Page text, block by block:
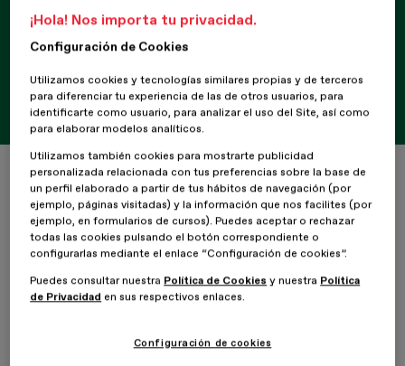
¿Aún no conoces Serifalaris?
15 de septiembre de 2020
Inicio ESDESIGNERS ¿Aún no conoces Serifalaris?
Si aún no conocesSerifalaris, te contamos a continuación en qué
¡Hola! Nos importa tu privacidad.
Configuración de Cookies
Utilizamos cookies y tecnologías similares propias y de terceros
para diferenciar tu experiencia de las de otros usuarios, para
identificarte como usuario, para analizar el uso del Site, así como
para elaborar modelos analíticos.
Utilizamos también cookies para mostrarte publicidad
personalizada relacionada con tus preferencias sobre la base de
un perfil elaborado a partir de tus hábitos de navegación (por
ejemplo, páginas visitadas) y la información que nos facilites (por
ejemplo, en formularios de cursos). Puedes aceptar o rechazar
todas las cookies pulsando el botón correspondiente o
configurarlas mediante el enlace “Configuración de cookies”.
Puedes consultar nuestra Política de Cookies y nuestra Política
de Privacidad en sus respectivos enlaces.
Configuración de cookies